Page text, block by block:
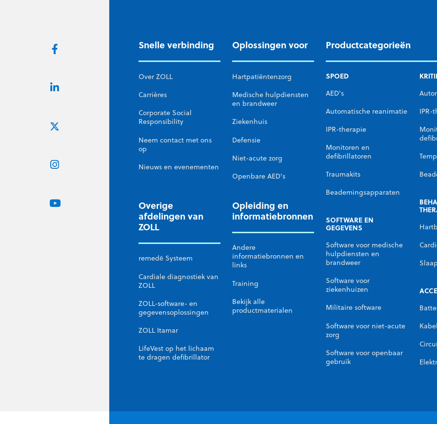
Snelle verbinding
Over ZOLL
Carrières
Corporate Social
Responsibility
Neem contact met ons
op
Nieuws en evenementen
Oplossingen voor
Hartpatiëntenzorg
Medische hulpdiensten
en brandweer
Ziekenhuis
Defensie
Niet-acute zorg
Openbare AED's
Overige
afdelingen van
ZOLL
remedē Systeem
Cardiale diagnostiek van
ZOLL
ZOLL-software- en
gegevensoplossingen
ZOLL Itamar
LifeVest op het lichaam
te dragen defibrillator
Opleiding en
informatiebronnen
Andere
informatiebronnen en
links
Training
Bekijk alle
productmaterialen
Productcategorieën
SPOED
AED's
Automatische reanimatie
IPR-therapie
Monitoren en
defibrillatoren
Traumakits
Beademingsapparaten
IPR-
SOFTWARE EN
GEGEVENS
Software voor medische
hulpdiensten en
brandweer
Software voor
ziekenhuizen
Militaire software
Software voor niet-acute
zorg
Software voor openbaar
gebruik